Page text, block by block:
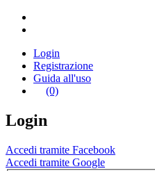
Login
Registrazione
Guida all'uso
(0)
Login
Accedi tramite Facebook
Accedi tramite Google